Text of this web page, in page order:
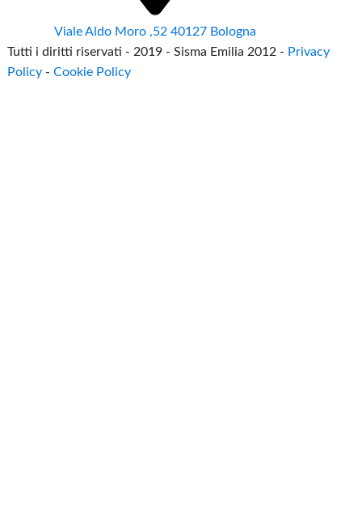
Viale Aldo Moro ,52 40127 Bologna
Tutti i diritti riservati - 2019 - Sisma Emilia 2012 - Privacy
Policy -Cookie Policy